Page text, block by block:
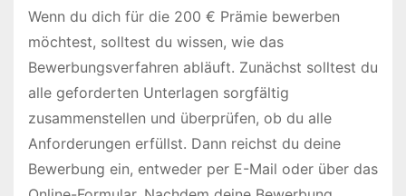
Wenn du dich für die 200 € Prämie bewerben
möchtest, solltest du wissen, wie das
Bewerbungsverfahren abläuft. Zunächst solltest du
alle geforderten Unterlagen sorgfältig
zusammenstellen und überprüfen, ob du alle
Anforderungen erfüllst. Dann reichst du deine
Bewerbung ein, entweder per E-Mail oder über das